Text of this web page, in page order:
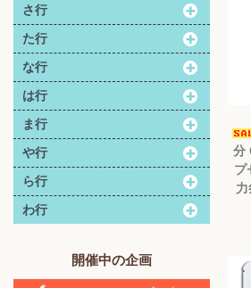
さ行
た行
な行
は行
ま行
や行
ら行
わ行
開催中の企画
分
プ